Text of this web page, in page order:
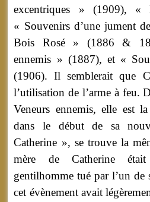
excentriques » (1909), «
« Souvenirs d’une jument
Bois Rosé » (1886 &
ennemis » (1887), et «
(1906). Il semblerait que
l’utilisation de l’arme à feu.
Veneurs ennemis, elle est
dans le début de sa
Catherine », se trouve la
mère de Catherine
gentilhomme tué par l’un de
cet évènement avait